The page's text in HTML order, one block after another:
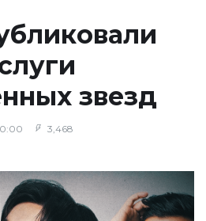
звезд
3,468